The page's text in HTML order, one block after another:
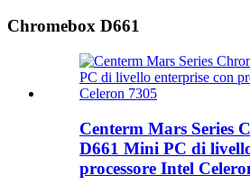
Chromebox D661
Centerm Mars Series
D661 Mini PC di
processore Intel